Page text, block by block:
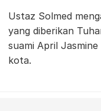
Ustaz Solmed
yang diberikan
suami April
kota.